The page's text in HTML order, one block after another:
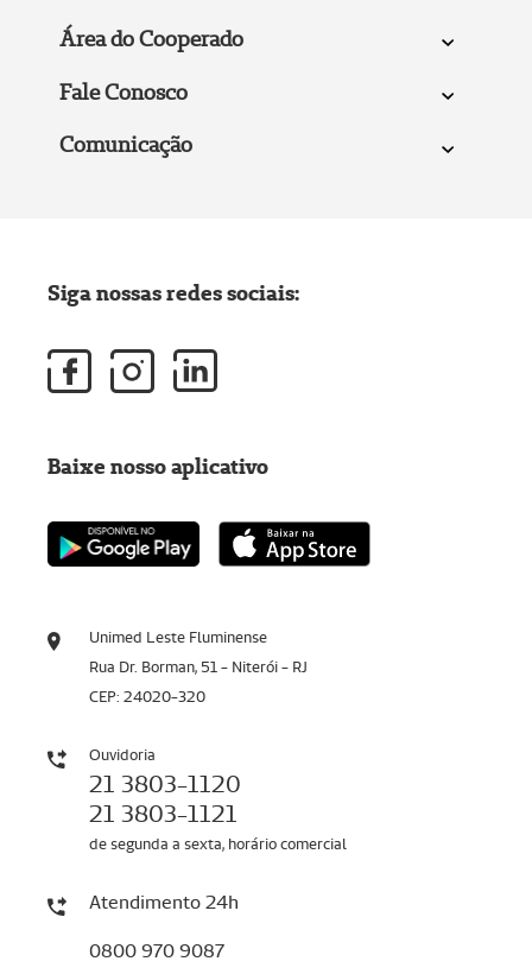
Área do Cooperado
Fale Conosco
Comunicação
Unimed Leste Fluminense
Rua Dr. Borman, 51 - Niterói - RJ
CEP: 24020-320
Ouvidoria
21 3803-1120
21 3803-1121
de segunda a sexta, horário comercial
Atendimento 24h
0800 970 9087
Siga nossas redes sociais:
Baixe nosso aplicativo